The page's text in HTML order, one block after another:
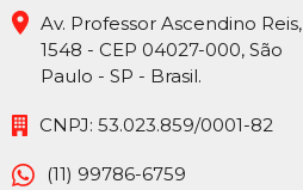
Av. Professor Ascendino Reis,
1548 - CEP 04027-000, São
Paulo - SP - Brasil.
CNPJ: 53.023.859/0001-82
(11) 99786-6759